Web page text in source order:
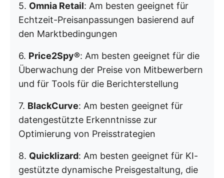
5. Omnia Retail: Am besten geeignet für
Echtzeit-Preisanpassungen basierend auf
den Marktbedingungen
6. Price2Spy®: Am besten geeignet für die
Überwachung der Preise von Mitbewerbern
und für Tools für die Berichterstellung
7. BlackCurve: Am besten geeignet für
datengestützte Erkenntnisse zur
Optimierung von Preisstrategien
8. Quicklizard: Am besten geeignet für KI-
gestützte dynamische Preisgestaltung, die